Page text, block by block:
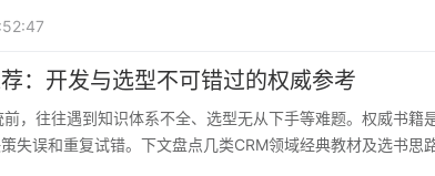
：开发与选型不可错过的权威参考
，往往遇到知识体系不全、选型无从下手等难题。权威书
失误和重复试错。下文盘点几类CRM领域经典教材及选书思